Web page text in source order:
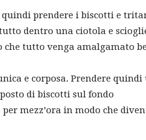
quindi prendere i biscotti e
dentro una ciotola e
tutto venga amalgamato
e corposa. Prendere quindi
di biscotti sul fondo
mezz’ora in modo che